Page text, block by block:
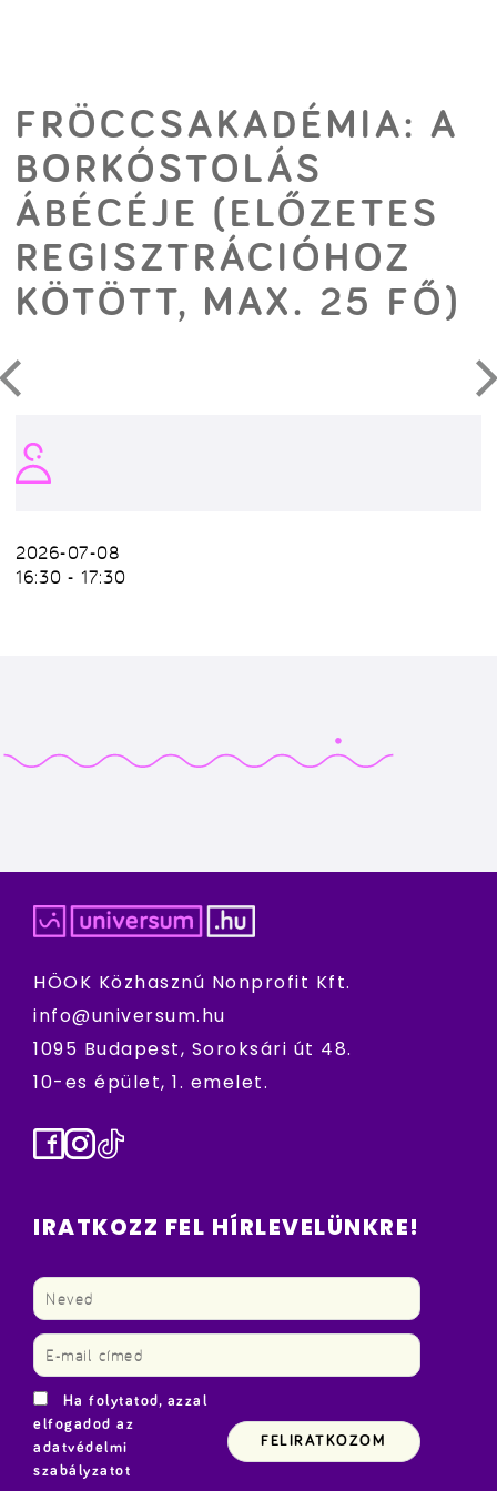
FRÖCCSAKADÉMIA: A
BORKÓSTOLÁS
ÁBÉCÉJE (ELŐZETES
REGISZTRÁCIÓHOZ
KÖTÖTT, MAX. 25 FŐ)
2026-07-08
16:30 - 17:30
HÖOK Közhasznú Nonprofit Kft.
info@universum.hu
1095 Budapest, Soroksári út 48.
10-es épület, 1. emelet.
Facebook
Instagram
TikTok
IRATKOZZ FEL HÍRLEVELÜNKRE!
Ha folytatod, azzal
elfogadod az
adatvédelmi
szabályzatot